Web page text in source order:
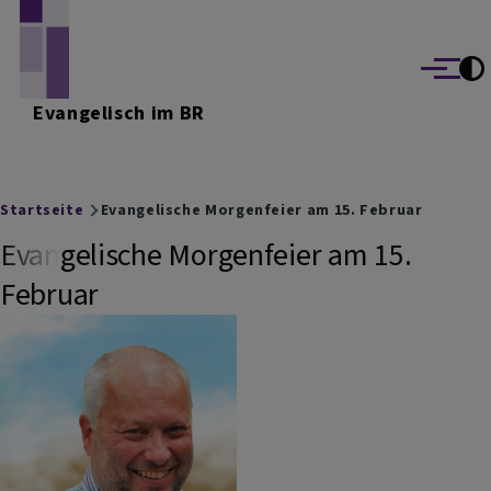
Evangelisch im BR
Menü
Breadcrumb
Startseite Evangelische Morgenfeier am 15. Februar
Evangelische Morgenfeier am 15.
Februar